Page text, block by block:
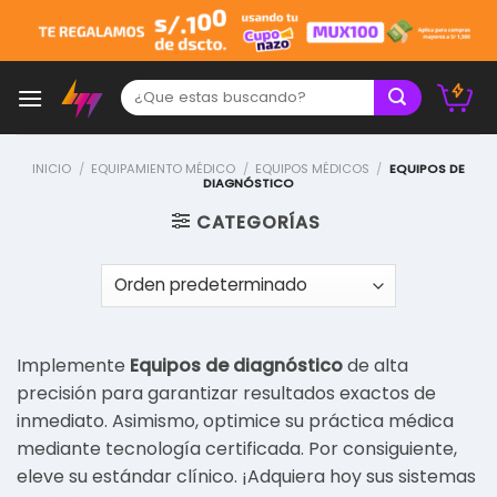
content
Buscar:
INICIO / EQUIPAMIENTO MÉDICO / EQUIPOS MÉDICOS / EQUIPOS DE
DIAGNÓSTICO
CATEGORÍAS
Implemente Equipos de diagnósticode alta
precisión para garantizar resultados exactos de
inmediato. Asimismo, optimice su práctica médica
mediante tecnología certificada. Por consiguiente,
eleve su estándar clínico. ¡Adquiera hoy sus sistemas